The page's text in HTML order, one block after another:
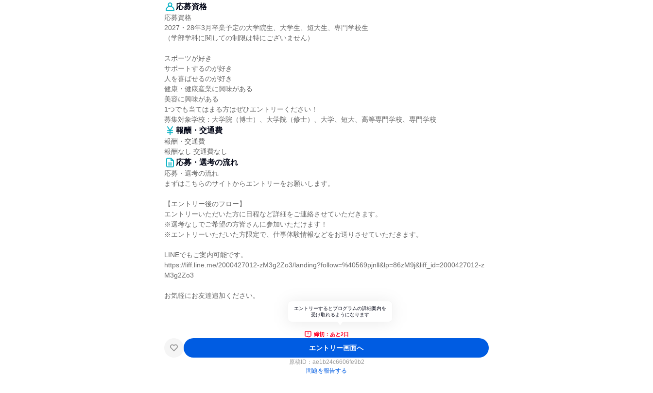
応募資格
応募資格
2027・28年3月卒業予定の大学院生、大学生、短大生、専門学校生
（学部学科に関しての制限は特にございません）
スポーツが好き
サポートするのが好き
人を喜ばせるのが好き
健康・健康産業に興味がある
美容に興味がある
1つでも当てはまる方はぜひエントリーください！
募集対象学校：大学院（博士）、大学院（修士）、大学、短大、高等専門学校、専門学校
報酬・交通費
報酬・交通費
報酬なし 交通費なし
応募・選考の流れ
応募・選考の流れ
まずはこちらのサイトからエントリーをお願いします。
【エントリー後のフロー】
エントリーいただいた方に日程など詳細をご連絡させていただきます。
※選考なしでご希望の方皆さんに参加いただけます！
※エントリーいただいた方限定で、仕事体験情報などをお送りさせていただきます。
LINEでもご案内可能です。
https://liff.line.me/2000427012-zM3g2Zo3/landing?follow=%40569pjnll&lp=86zM9j&liff_id=2000427012-z
M3g2Zo3
お気軽にお友達追加ください。
エントリーするとプログラムの詳細案内を
受け取れるようになります
締切：あと2日
エントリー画面へ
原稿ID： ae1b24c6606fe9b2
問題を報告する